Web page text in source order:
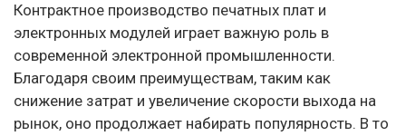
Контрактное производство печатных плат и
электронных модулей играет важную роль в
современной электронной промышленности.
Благодаря своим преимуществам, таким как
снижение затрат и увеличение скорости выхода на
рынок, оно продолжает набирать популярность. В то